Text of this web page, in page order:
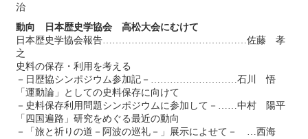
治
動向 日本歴史学協会 高松大会にむけて
日本歴史学協会報告………………………………………佐藤 孝
之
史料の保存・利用を考える
－日歴協シンポジウム参加記－………………………石川 悟
「運動論」としての史料保存に向けて
－史料保存利用問題シンポジウムに参加して－……中村 陽平
「四国遍路」研究をめぐる最近の動向
－「旅と祈りの道－阿波の巡礼－」展示によせて－ …西海